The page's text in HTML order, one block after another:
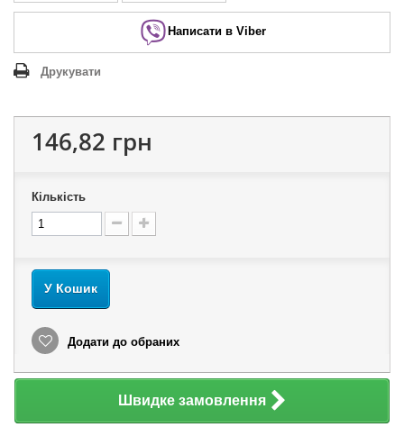
Написати в Viber
Друкувати
146,82 грн
Кількість
У Кошик
Додати до обраних
Швидке замовлення